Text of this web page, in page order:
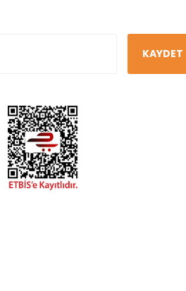
KAYDET